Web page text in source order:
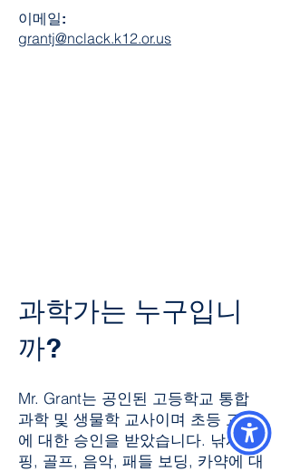
이메일:
grantj@nclack.k12.or.us
과학가는 누구입니
까?
Mr. Grant는 공인된 고등학교 통합
과학 및 생물학 교사이며 초등 교육
에 대한 승인을 받았습니다. 낚시, 캠
핑, 골프, 음악, 패들 보딩, 카약에 대